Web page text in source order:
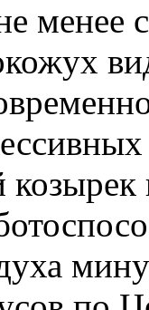
менее